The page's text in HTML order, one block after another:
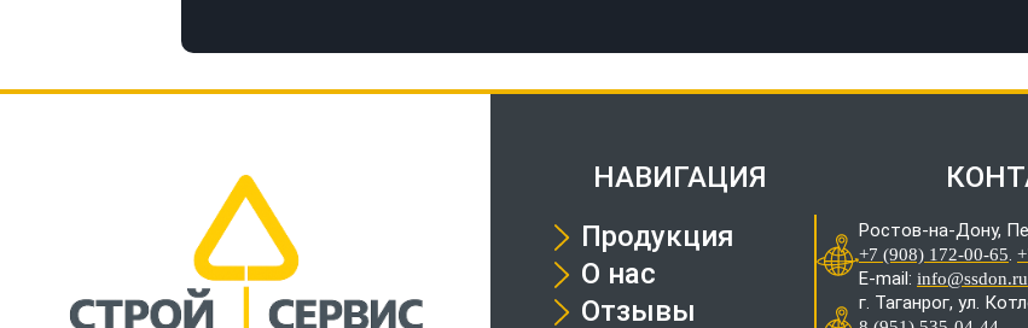
НАВИГАЦИЯ
Продукция
О нас
Отзывы
Ростов-на-Дону,
+7 (908) 172-00-65.
E-mail: info@ssdon.ru
г. Таганрог, ул.